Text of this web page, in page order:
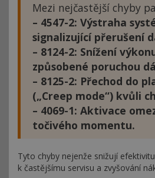
Mezi nejčastější chyby
– 4547-2: Výstraha
signalizující přerušení
– 8124-2: Snížení
způsobené poruchou
– 8125-2: Přechod do
(„Creep mode“) kvůli
– 4069-1: Aktivace
točivého momentu.
Tyto chyby nejenže snižují
k častějšímu servisu a zvyšování